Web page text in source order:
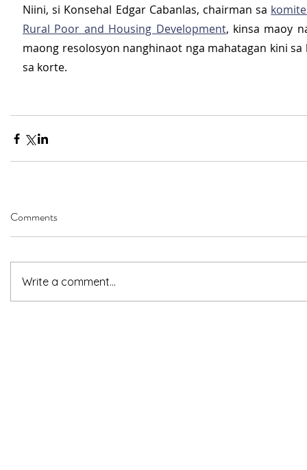
Niini, si Konsehal Edgar Cabanlas, chairman sa
Rural Poor and Housing Development, kinsa maoy
maong resolosyon nanghinaot nga mahatagan kini sa
sa korte.
Comments
Write a comment...